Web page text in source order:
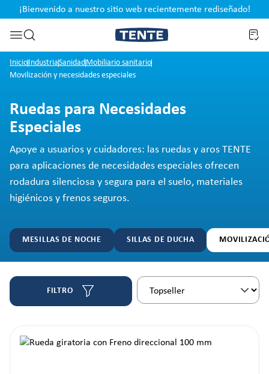
Saltar a la búsqueda
¡Bienvenido a nuestro sitio web recientemente rediseñado!
InicioIndustriaSanidadMobiliario sanitario
Movilización y necesidades especiales
Ruedas para Necesidades
Especiales
Apoye a usuarios y cuidadores: las ruedas y aros TENTE
para aplicaciones de necesidades especiales ofrecen
rodadura silenciosa y segura para el suelo, materiales
higiénicos y frenos seguros.
MESILLAS DE NOCHE SILLAS DE DUCHA
FILTRO